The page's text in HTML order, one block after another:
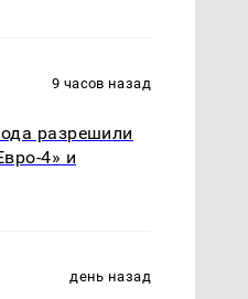
9 часов назад
разрешили
4» и
день назад